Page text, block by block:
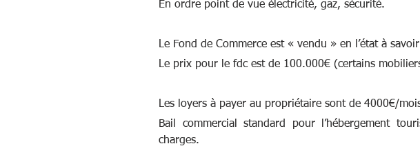
En ordre point de vue électricité, gaz, sécurité.
Le Fond de Commerce est « vendu » en l’état à
Le prix pour le fdc est de 100.000€ (certains
Les loyers à payer au propriétaire sont de 4000€/
Bail commercial standard pour l’hébergement
charges.